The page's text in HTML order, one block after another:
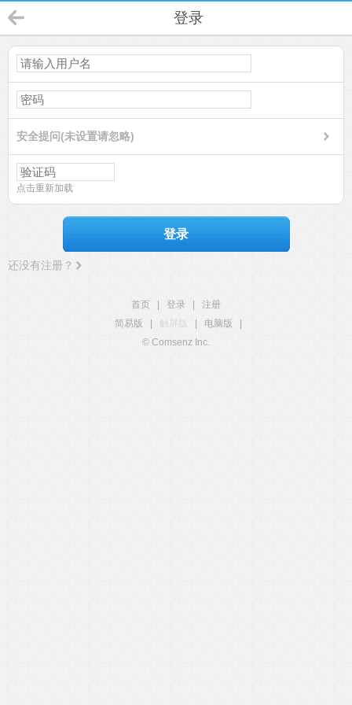
登录
安全提问(未设置请忽略)
点击重新加载
登录
还没有注册？
首页 登录
注册
简易版
触屏版 电脑版
© Comsenz Inc.